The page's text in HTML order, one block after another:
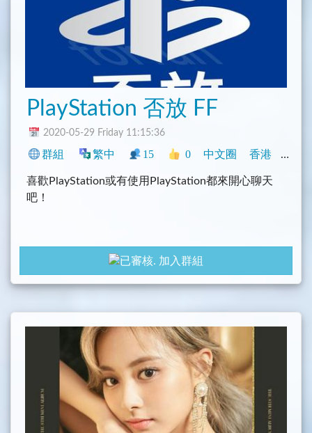
PlayStation 否放 FF
2020-05-29 Friday 11:15:36
群組 繁中 15 0 中文圈 香港 臺灣
喜歡PlayStation或有使用PlayStation都來開心聊天
吧！
加入群組